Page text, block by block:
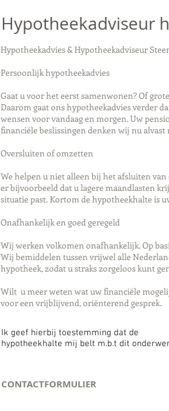
Hypotheekadviseur
Hypotheekadvies & Hypotheekadviseur
Persoonlijk hypotheekadvies
Gaat u voor het eerst samenwonen? Of
Daarom gaat ons hypotheekadvies verder
wensen voor vandaag en morgen. Uw
financiële beslissingen denken wij nu
Oversluiten of omzetten
We helpen u niet alleen bij het afsluiten
er bijvoorbeeld dat u lagere maandlasten
situatie past. Kortom de hypotheekhalte is
Onafhankelijk en goed geregeld
Wij werken volkomen onafhankelijk. Op
Wij bemiddelen tussen vrijwel alle
hypotheek, zodat u straks zorgeloos kunt
Wilt u meer weten wat uw financiële
voor een vrijblijvend, oriënterend gesprek.
Ik geef hierbij toestemming dat de
hypotheekhalte mij belt m.b.t dit
CONTACTFORMULIER